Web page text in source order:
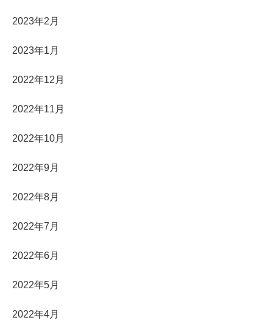
2023年2月
2023年1月
2022年12月
2022年11月
2022年10月
2022年9月
2022年8月
2022年7月
2022年6月
2022年5月
2022年4月